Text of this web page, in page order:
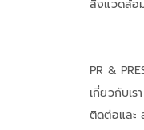
สิ่งแวดล้อ
PR &
เกี่ยวกับเรา
ติดต่อและ